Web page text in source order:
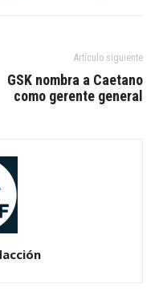
Artículo siguiente
GSK nombra a Caetano
como gerente general